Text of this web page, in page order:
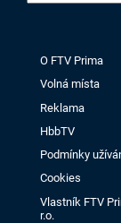
O FTV Prima
Volná místa
Reklama
HbbTV
Podmínky
Cookies
Vlastník FTV
r.o.